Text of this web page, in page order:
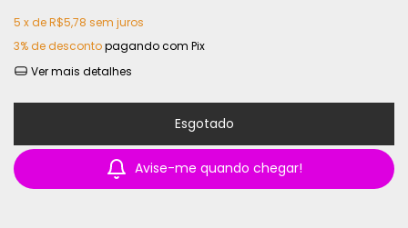
5 x deR$5,78 sem juros
3% de descontopagando com Pix
Ver mais detalhes
Avise-me quando chegar!